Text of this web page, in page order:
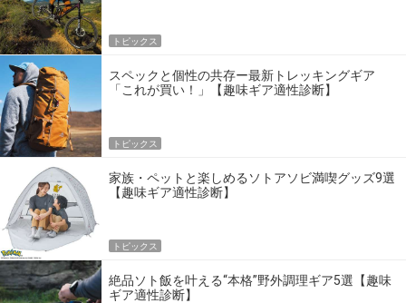
トピックス
スペックと個性の共存ー最新トレッキングギア
「これが買い！」【趣味ギア適性診断】
トピックス
家族・ペットと楽しめるソトアソビ満喫グッズ9選
【趣味ギア適性診断】
トピックス
絶品ソト飯を叶える“本格”野外調理ギア5選【趣味
ギア適性診断】